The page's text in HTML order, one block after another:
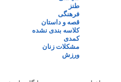
طنز
فرهنگی
قصه و داستان
کلاسه بندی نشده
کمدی
مشکلات زنان
ورزش